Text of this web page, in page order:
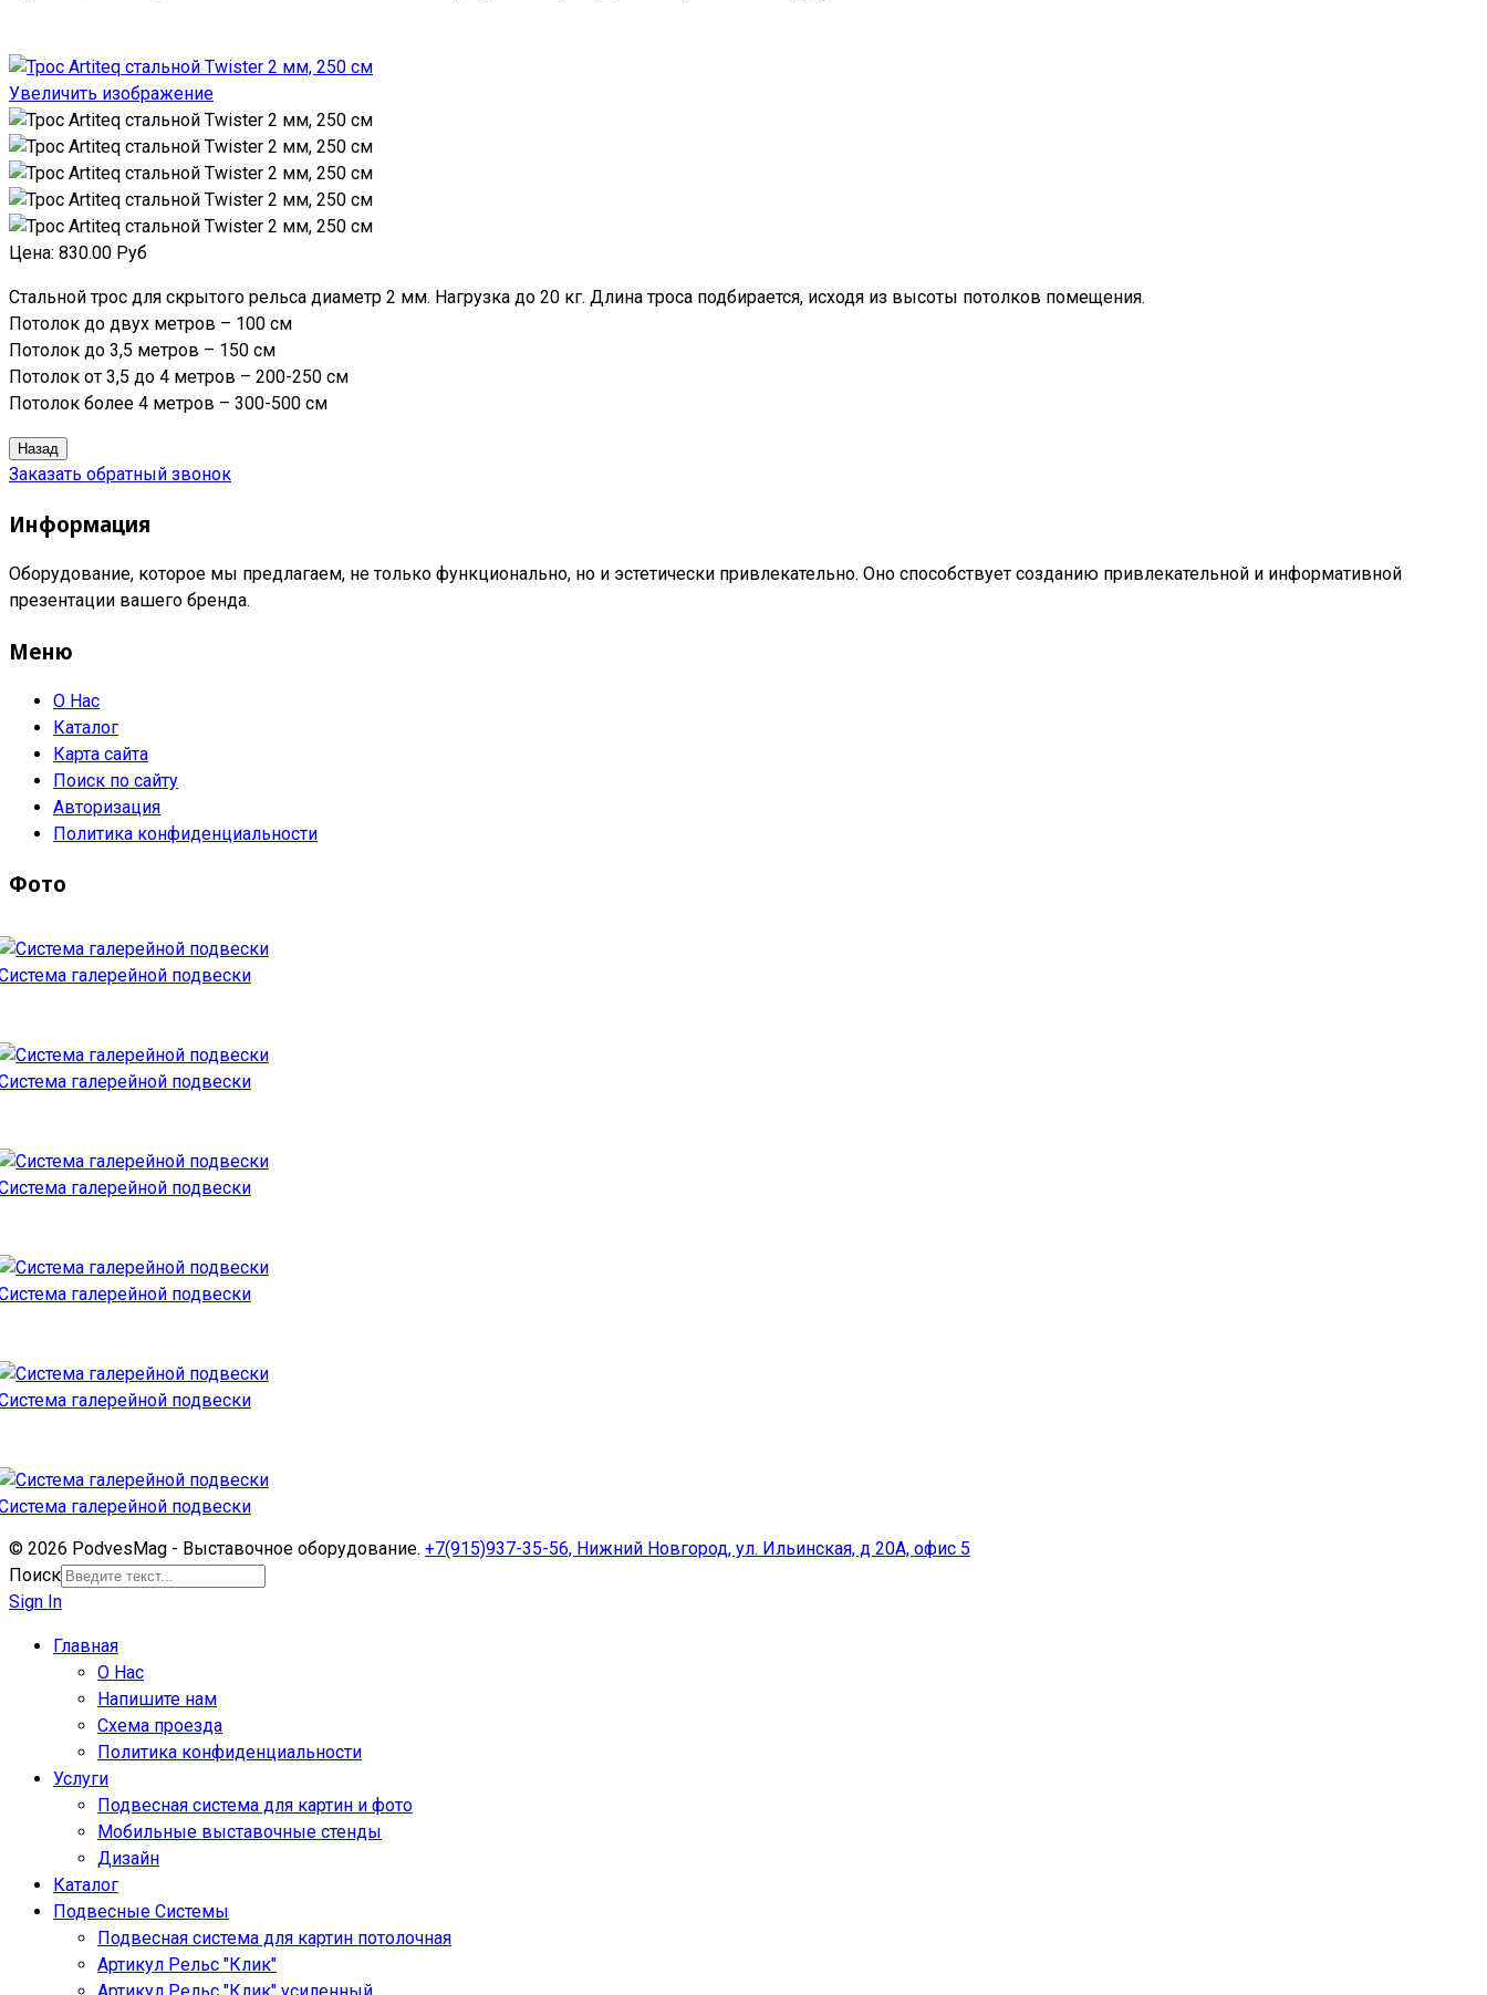
Увеличить изображение
Цена: 830.00 Руб
Стальной трос для скрытого рельса диаметр 2 мм. Нагрузка до 20 кг. Длина троса подбирается, исходя из высоты потолков помещения.
Потолок до двух метров – 100 см
Потолок до 3,5 метров – 150 см
Потолок от 3,5 до 4 метров – 200-250 см
Потолок более 4 метров – 300-500 см
Заказать обратный звонок
Информация
Оборудование, которое мы предлагаем, не только функционально, но и эстетически привлекательно. Оно способствует созданию привлекательной и информативной
презентации вашего бренда.
Меню
О Нас
Каталог
Карта сайта
Поиск по сайту
Авторизация
Политика конфиденциальности
Фото
галерейной подвески
галерейной подвески
галерейной подвески
галерейной подвески
галерейной подвески
галерейной подвески
© 2026 PodvesMag - Выставочное оборудование. +7(915)937-35-56, Нижний Новгород, ул. Ильинская, д 20А, офис 5
Поиск
Sign In
Главная
О Нас
Напишите нам
Схема проезда
Политика конфиденциальности
Услуги
Подвесная система для картин и фото
Мобильные выставочные стенды
Дизайн
Каталог
Подвесные Системы
Подвесная система для картин потолочная
Артикул Рельс "Клик"